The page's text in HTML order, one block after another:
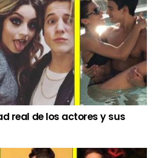
real de los actores y sus